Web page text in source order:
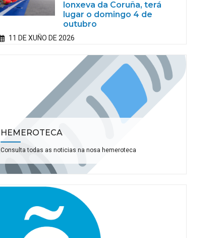
lonxeva da Coruña, terá
lugar o domingo 4 de
outubro
11 DE XUÑO DE 2026
HEMEROTECA
Consulta todas as noticias na nosa hemeroteca